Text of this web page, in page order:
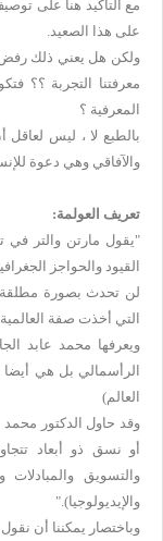
مع التأكيد هنا على
على هذا الصعيد.
ولكن هل يعني ذلك رفض
معرفتنا التجربة ؟؟
المعرفية ؟
بالطبع لا ، ليس لعاقل
والآفاقي وهي دعوة
تعريف العولمة:
"يقول مارتن والتر في
القيود والحواجز
لن تحدث بصورة
التي أخذت صفة العالمية
ويعرفها محمد عابد
الرأسمالي بل هي أيضا
العالم)
وقد حاول الدكتور محمد
أو نسق ذو أبعاد
والتسويق
والإيديولوجيا)."
وباختصار يمكننا أن